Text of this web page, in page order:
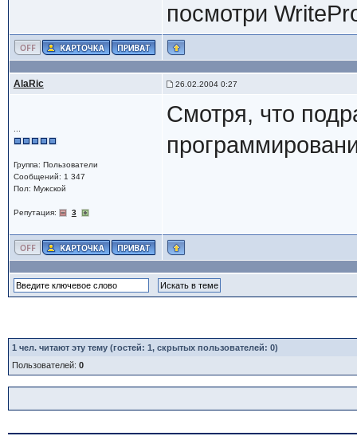
посмотри
AlaRic 26.02.2004 0:27
Группа: Пользователи
Сообщений: 1 347
Пол: Мужской
Репутация: 3
Смотря, что
1 чел. читают эту тему (гостей: 1, скрытых пользователей: 0)
Пользователей: 0